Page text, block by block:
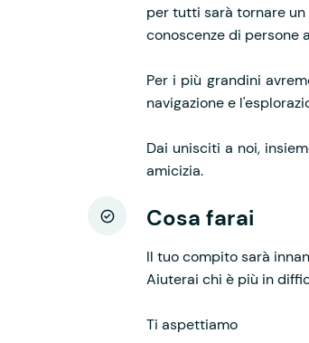
per tutti sarà tornare un
conoscenze di persone
Per i più grandini
navigazione e
Dai unisciti a noi,
amicizia.
Cosa farai
Il tuo compito sarà
Aiuterai chi è più in
Ti aspettiamo